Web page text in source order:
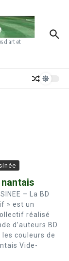
d'art et
– La BD
» est un
réalisé
d’auteurs BD
couleurs de
Vide-